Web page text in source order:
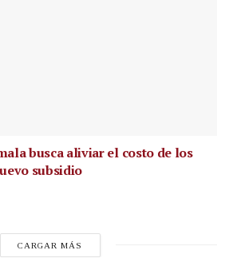
busca aliviar el costo de los
subsidio
CARGAR MÁS